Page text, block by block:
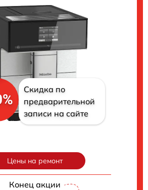
Скидка по
предварительной
записи на сайте
Цены на ремонт
Конец акции